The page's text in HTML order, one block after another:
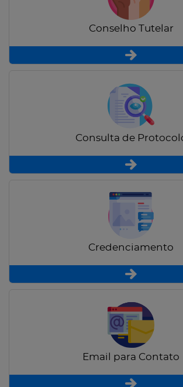
Conselho Tutelar
Consulta de
Credenciamento
Email para Contato